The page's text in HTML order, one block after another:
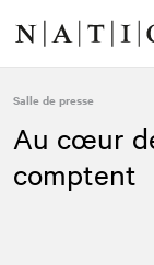
contenu
navigation
Salle de presse
Au cœur
comptent